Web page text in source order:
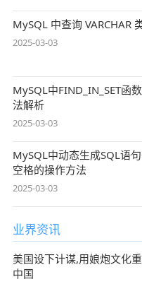
MySQL 中查询 VARCHAR
2025-03-03
MySQL中FIND_IN_SET函
法解析
2025-03-03
MySQL中动态生成SQL语
空格的操作方法
2025-03-03
业界资讯
美国设下计谋,用娘炮文化
中国